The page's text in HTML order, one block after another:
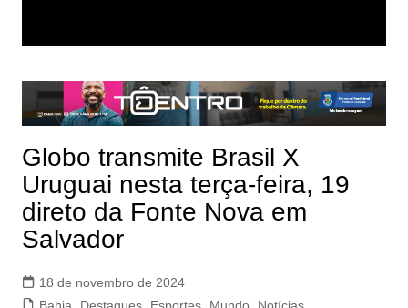
Globo transmite Brasil X
Uruguai nesta terça-feira, 19
direto da Fonte Nova em
Salvador
18 de novembro de 2024